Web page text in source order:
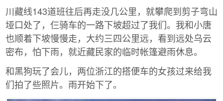
川藏线143道班往后再走没几公里，就攀爬到剪子弯山
垭口处了，仨骑车的一路下坡超过了我们。我和小唐
也顺着下坡慢慢走，大约三四公里远，看到远处乌云
密布，怕下雨，就近藏民家的临时帐篷避雨休息。
和黑狗玩了会儿，两位浙江的搭便车的女孩过来给我
们拍了些照片。雨开始下了。